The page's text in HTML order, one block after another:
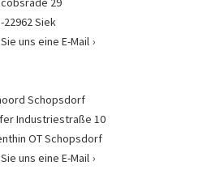
22962 Siek
uns eine E-Mail
Schopsdorf
Industriestraße 10
OT Schopsdorf
uns eine E-Mail